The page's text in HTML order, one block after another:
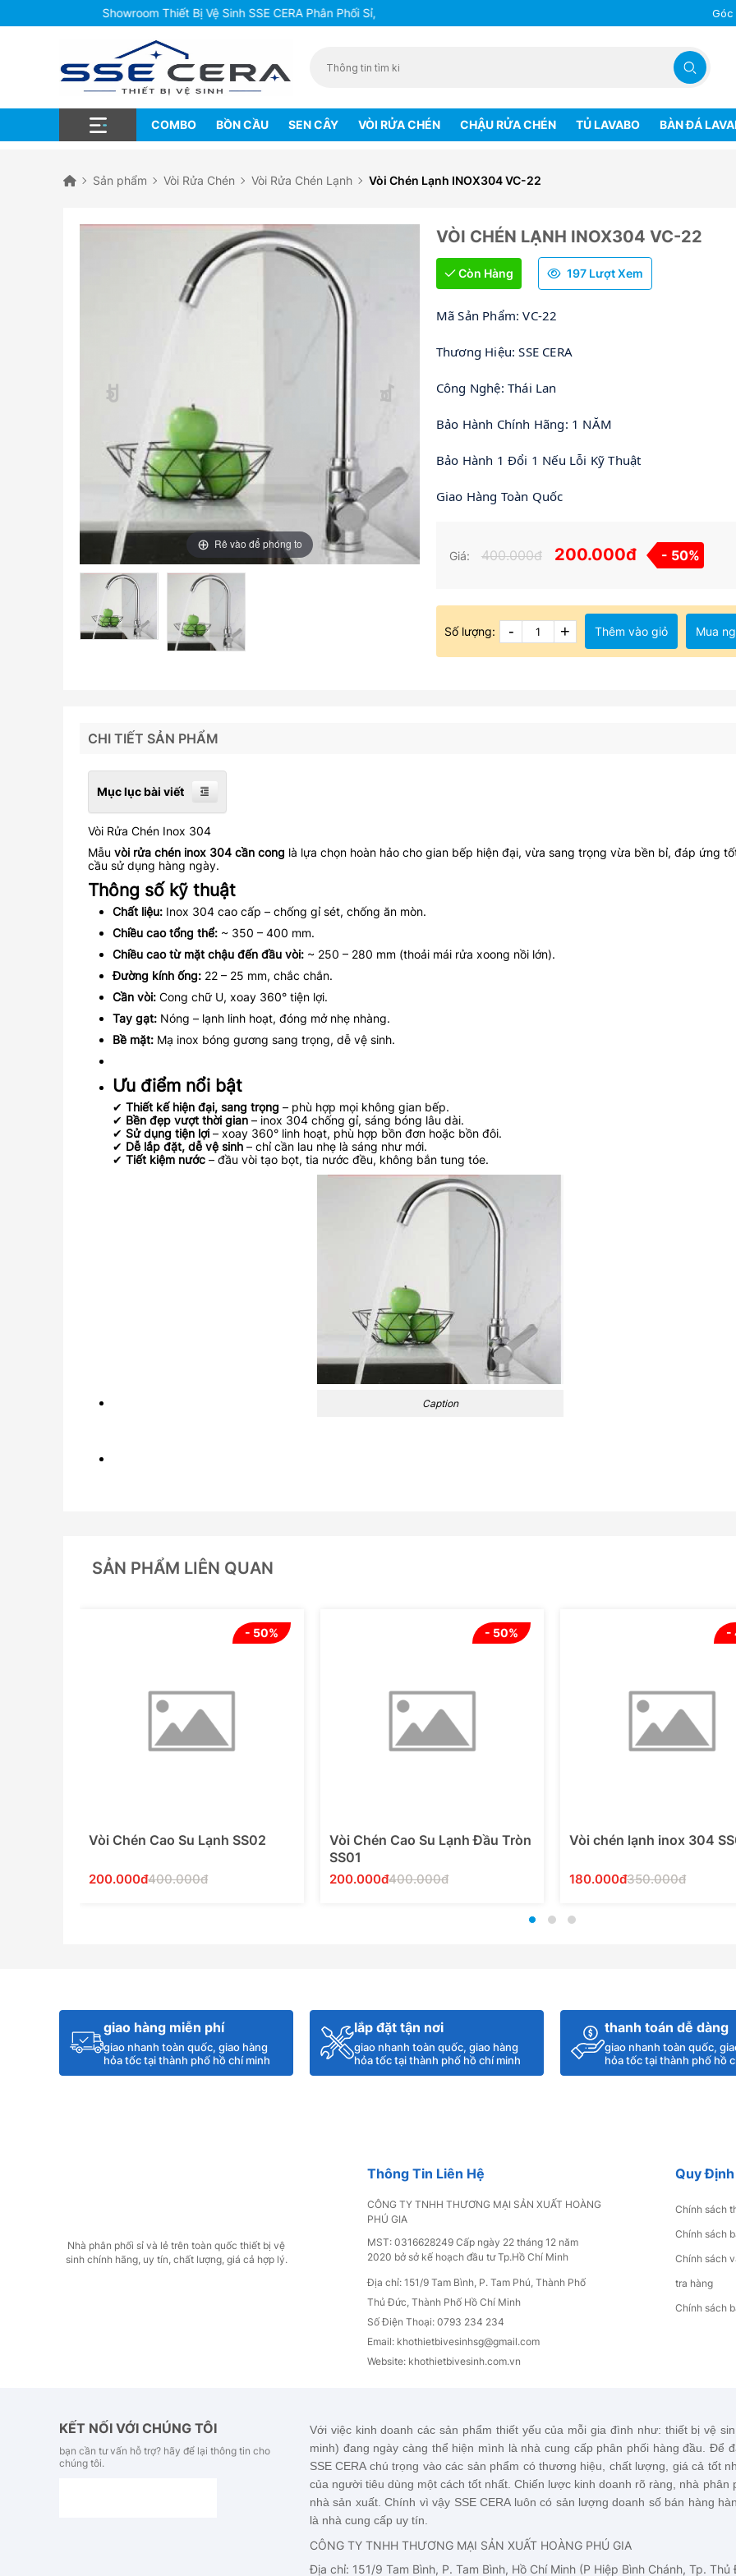
Showroom Thiết Bị Vệ Sinh SSE CERA Phân Phối Sỉ, Bán Lẻ Trên Toàn Quốc Góc
COMBO BỒN CẦU SEN CÂY VÒI RỬA CHÉN CHẬU RỬA CHÉN TỦ LAVABO BÀN ĐÁ
Sản phẩm Vòi Rửa Chén Vòi Rửa Chén Lạnh Vòi Chén Lạnh INOX304 VC-22
Rê vào để phóng to
VÒI CHÉN LẠNH INOX304 VC-22
Còn Hàng 197 Lượt Xem
Mã Sản Phẩm: VC-22
Thương Hiệu: SSE CERA
Công Nghệ: Thái Lan
Bảo Hành Chính Hãng: 1 NĂM
Bảo Hành 1 Đổi 1 Nếu Lỗi Kỹ Thuật
Giao Hàng Toàn Quốc
Giá: 400.000đ 200.000đ - 50%
Số lượng: - + Thêm vào giỏ Mua
CHI TIẾT SẢN PHẨM
Mục lục bài viết
Vòi Rửa Chén Inox 304
Mẫu vòi rửa chén inox 304 cần cong là lựa chọn hoàn hảo cho gian bếp hiện đại, vừa sang trọng vừa bền bỉ, đáp ứng
cầu sử dụng hàng ngày.
Thông số kỹ thuật
Chất liệu: Inox 304 cao cấp – chống gỉ sét, chống ăn mòn.
Chiều cao tổng thể: ~ 350 – 400 mm.
Chiều cao từ mặt chậu đến đầu vòi: ~ 250 – 280 mm (thoải mái rửa xoong nồi lớn).
Đường kính ống: 22 – 25 mm, chắc chắn.
Cần vòi: Cong chữ U, xoay 360° tiện lợi.
Tay gạt: Nóng – lạnh linh hoạt, đóng mở nhẹ nhàng.
Bề mặt: Mạ inox bóng gương sang trọng, dễ vệ sinh.
Ưu điểm nổi bật
✔ Thiết kế hiện đại, sang trọng – phù hợp mọi không gian bếp.
✔ Bền đẹp vượt thời gian – inox 304 chống gỉ, sáng bóng lâu dài.
✔ Sử dụng tiện lợi – xoay 360° linh hoạt, phù hợp bồn đơn hoặc bồn đôi.
✔ Dễ lắp đặt, dễ vệ sinh – chỉ cần lau nhẹ là sáng như mới.
✔ Tiết kiệm nước – đầu vòi tạo bọt, tia nước đều, không bắn tung tóe.
Caption
SẢN PHẨM LIÊN QUAN
- 50%
Thêm Vào Giỏ Hàng
Vòi Chén Cao Su Lạnh SS02
200.000đ400.000đ
- 50%
Thêm Vào Giỏ Hàng
Vòi Chén Cao Su Lạnh Đầu Tròn
SS01
200.000đ400.000đ
-
Thêm Vào Giỏ Hàng
Vòi chén lạnh inox 304
180.000đ350.000đ
giao hàng miễn phí
giao nhanh toàn quốc, giao hàng
hỏa tốc tại thành phố hồ chí minh
lắp đặt tận nơi
giao nhanh toàn quốc, giao hàng
hỏa tốc tại thành phố hồ chí minh
thanh toán dễ dàng
giao nhanh toàn quốc,
hỏa tốc tại thành phố hồ
Nhà phân phối sỉ và lẻ trên toàn quốc thiết bị vệ
sinh chính hãng, uy tín, chất lượng, giá cả hợp lý.
Thông Tin Liên Hệ
CÔNG TY TNHH THƯƠNG MẠI SẢN XUẤT HOÀNG
PHÚ GIA
MST: 0316628249 Cấp ngày 22 tháng 12 năm
2020 bở sở kế hoạch đầu tư Tp.Hồ Chí Minh
Địa chỉ: 151/9 Tam Bình, P. Tam Phú, Thành Phố
Thủ Đức, Thành Phố Hồ Chí Minh
Số Điện Thoại: 0793 234 234
Email: khothietbivesinhsg@gmail.com
Website: khothietbivesinh.com.vn
Quy Định
Chính sách
Chính sách
Chính sách
tra hàng
Chính sách
KẾT NỐI VỚI CHÚNG TÔI
bạn cần tư vấn hỗ trợ? hãy để lại thông tin cho
chúng tôi.
Với việc kinh doanh các sản phẩm thiết yếu của mỗi gia đình như: thiết bị vệ
minh) đang ngày càng thể hiện mình là nhà cung cấp phân phối hàng đầu. Để
SSE CERAchú trọng vào các sản phẩm có thương hiệu, chất lượng, giá cả tốt
của người tiêu dùng một cách tốt nhất. Chiến lược kinh doanh rõ ràng, nhà phân
nhà sản xuất. Chính vì vậy SSE CERAluôn có sản lượng doanh số bán hàng
là nhà cung cấp uy tín.
CÔNG TY TNHH THƯƠNG MẠI SẢN XUẤT HOÀNG PHÚ GIA
Địa chỉ: 151/9 Tam Bình, P. Tam Bình, Hồ Chí Minh (P Hiệp Bình Chánh, Tp. Thủ